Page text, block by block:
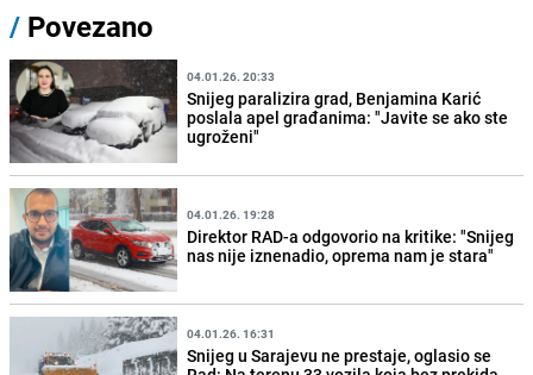
/ Povezano
04.01.26. 20:33
Snijeg paralizira grad, Benjamina Karić
poslala apel građanima: "Javite se ako ste
ugroženi"
04.01.26. 19:28
Direktor RAD-a odgovorio na kritike: "Snijeg
nas nije iznenadio, oprema nam je stara"
04.01.26. 16:31
Snijeg u Sarajevu ne prestaje, oglasio se